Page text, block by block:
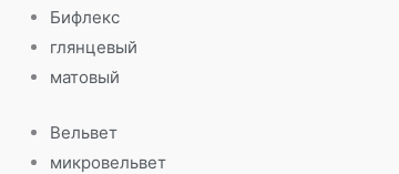
Бифлекс
глянцевый
матовый
Вельвет
микровельвет